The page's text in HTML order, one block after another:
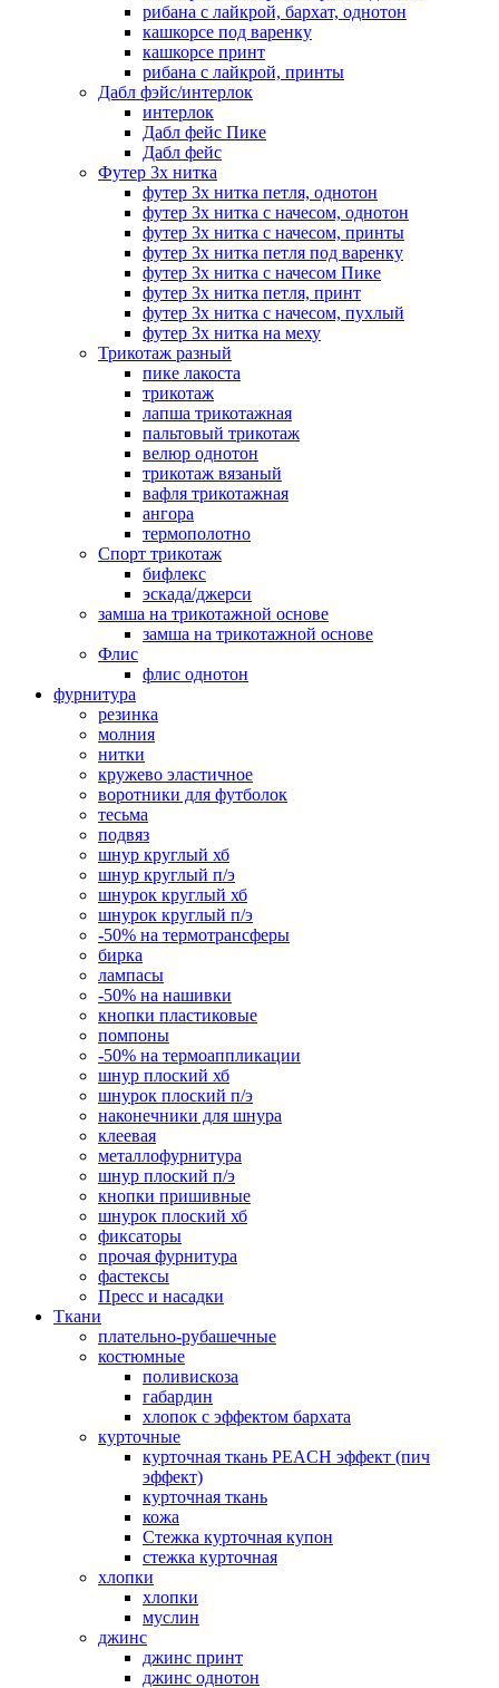
рибана с лайкрой, бархат, однотон
кашкорсе под варенку
кашкорсе принт
рибана с лайкрой, принты
Дабл фэйс/интерлок
интерлок
Дабл фейс Пике
Дабл фейс
Футер 3х нитка
футер 3х нитка петля, однотон
футер 3х нитка с начесом, однотон
футер 3х нитка с начесом, принты
футер 3х нитка петля под варенку
футер 3х нитка с начесом Пике
футер 3х нитка петля, принт
футер 3х нитка с начесом, пухлый
футер 3х нитка на меху
Трикотаж разный
пике лакоста
трикотаж
лапша трикотажная
пальтовый трикотаж
велюр однотон
трикотаж вязаный
вафля трикотажная
ангора
термополотно
Спорт трикотаж
бифлекс
эскада/джерси
замша на трикотажной основе
замша на трикотажной основе
Флис
флис однотон
фурнитура
резинка
молния
нитки
кружево эластичное
воротники для футболок
тесьма
подвяз
шнур круглый хб
шнур круглый п/э
шнурок круглый хб
шнурок круглый п/э
-50% на термотрансферы
бирка
лампасы
-50% на нашивки
кнопки пластиковые
помпоны
-50% на термоаппликации
шнур плоский хб
шнурок плоский п/э
наконечники для шнура
клеевая
металлофурнитура
шнур плоский п/э
кнопки пришивные
шнурок плоский хб
фиксаторы
прочая фурнитура
фастексы
Пресс и насадки
Ткани
плательно-рубашечные
костюмные
поливискоза
габардин
хлопок с эффектом бархата
курточные
курточная ткань PEACH эффект (пич
эффект)
курточная ткань
кожа
Стежка курточная купон
стежка курточная
хлопки
хлопки
муслин
джинс
джинс принт
джинс однотон